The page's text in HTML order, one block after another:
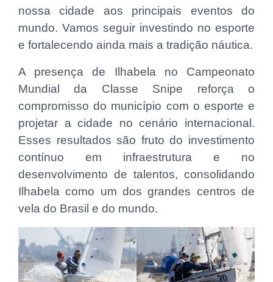
nossa cidade aos principais eventos do
mundo. Vamos seguir investindo no esporte
e fortalecendo ainda mais a tradição náutica.
A presença de Ilhabela no Campeonato
Mundial da Classe Snipe reforça o
compromisso do município com o esporte e
projetar a cidade no cenário internacional.
Esses resultados são fruto do investimento
contínuo em infraestrutura e no
desenvolvimento de talentos, consolidando
Ilhabela como um dos grandes centros de
vela do Brasil e do mundo.